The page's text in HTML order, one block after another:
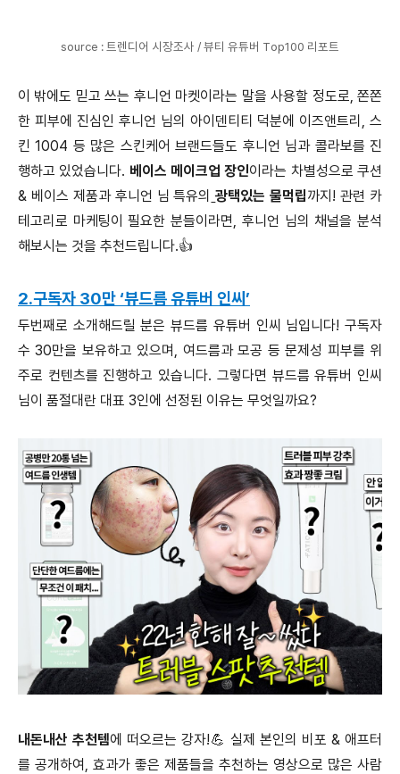
source : 트렌디어 시장조사 / 뷰티 유튜버 Top100 리포트
이 밖에도 믿고 쓰는 후니언 마켓이라는 말을 사용할 정도로, 쫀쫀
한 피부에 진심인 후니언 님의 아이덴티티 덕분에 이즈앤트리, 스
킨 1004 등 많은 스킨케어 브랜드들도 후니언 님과 콜라보를 진
행하고 있었습니다. 베이스 메이크업 장인이라는 차별성으로 쿠션
& 베이스 제품과 후니언 님 특유의 광택있는 물먹립까지! 관련 카
테고리로 마케팅이 필요한 분들이라면, 후니언 님의 채널을 분석
해보시는 것을 추천드립니다.👍
2.구독자 30만 ‘뷰드름 유튜버 인씨’
두번째로 소개해드릴 분은 뷰드름 유튜버 인씨 님입니다! 구독자
수 30만을 보유하고 있으며, 여드름과 모공 등 문제성 피부를 위
주로 컨텐츠를 진행하고 있습니다. 그렇다면 뷰드름 유튜버 인씨
님이 품절대란 대표 3인에 선정된 이유는 무엇일까요?
내돈내산 추천템에 떠오르는 강자!💪 실제 본인의 비포 & 애프터
를 공개하여, 효과가 좋은 제품들을 추천하는 영상으로 많은 사람